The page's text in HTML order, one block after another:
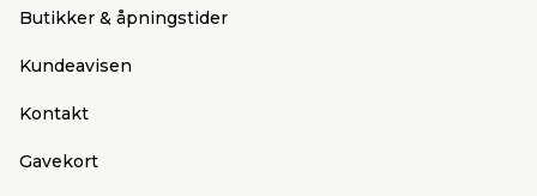
Butikker & åpningstider
Kundeavisen
Kontakt
Gavekort